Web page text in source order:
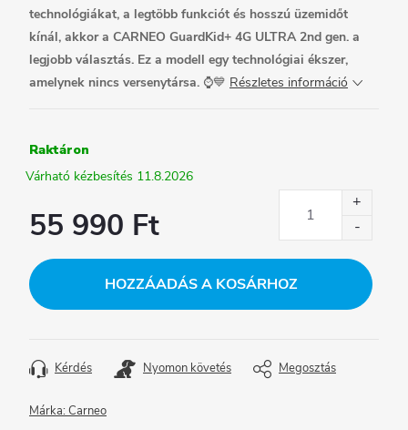
technológiákat, a legtöbb funkciót és hosszú üzemidőt
kínál, akkor a CARNEO GuardKid+ 4G ULTRA 2nd gen. a
legjobb választás. Ez a modell egy technológiai ékszer,
amelynek nincs versenytársa. ⌚💙 Részletes információ
Raktáron
11.8.2026
55 990 Ft
HOZZÁADÁS A KOSÁRHOZ
Kérdés Nyomon követés Megosztás
Márka:Carneo